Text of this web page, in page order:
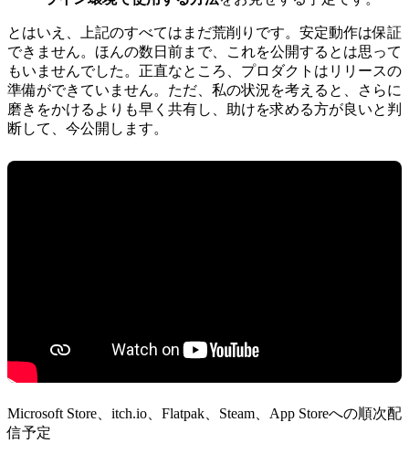
とはいえ、上記のすべてはまだ荒削りです。安定動作は保証
できません。ほんの数日前まで、これを公開するとは思って
もいませんでした。正直なところ、プロダクトはリリースの
準備ができていません。ただ、私の状況を考えると、さらに
磨きをかけるよりも早く共有し、助けを求める方が良いと判
断して、今公開します。
Microsoft Store、itch.io、Flatpak、Steam、App Storeへの順次配
信予定